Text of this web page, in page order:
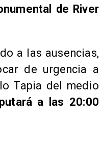
de River
a las ausencias,
de urgencia a
Tapia del medio
a las 20:00